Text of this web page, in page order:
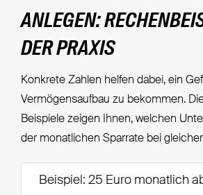
ANLEGEN:
DER PRAXIS
Konkrete Zahlen helfen dabei, ein
Vermögensaufbau zu bekommen.
Beispiele zeigen Ihnen, welchen
der monatlichen Sparrate bei
Beispiel: 25 Euro monatlich